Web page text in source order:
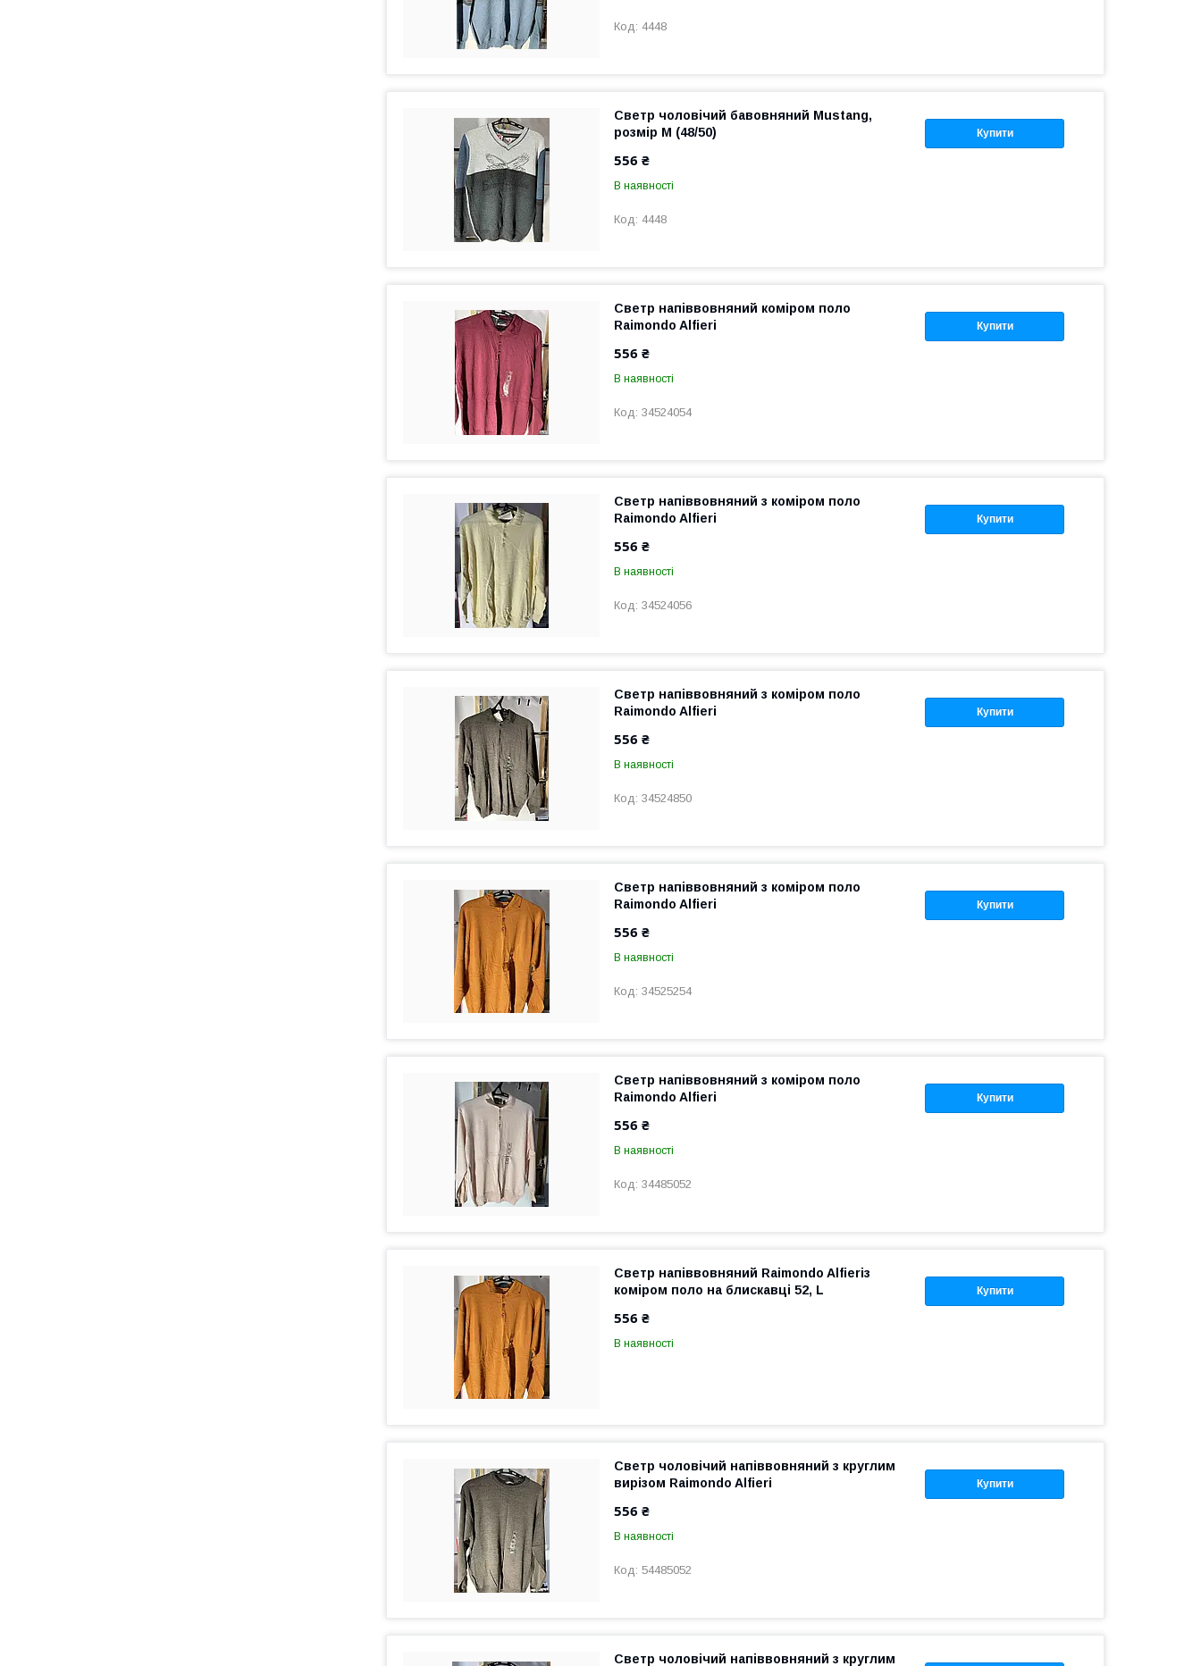
4448
Купити
Светр чоловічий бавовняний Mustang,
розмір М (48/50)
556 ₴
В наявності
4448
Купити
Светр напіввовняний коміром поло
Raimondo Alfieri
556 ₴
В наявності
34524054
Купити
Светр напіввовняний з коміром поло
Raimondo Alfieri
556 ₴
В наявності
34524056
Купити
Светр напіввовняний з коміром поло
Raimondo Alfieri
556 ₴
В наявності
34524850
Купити
Светр напіввовняний з коміром поло
Raimondo Alfieri
556 ₴
В наявності
34525254
Купити
Светр напіввовняний з коміром поло
Raimondo Alfieri
556 ₴
В наявності
34485052
Купити
Светр напіввовняний Raimondo Alfieriз
коміром поло на блискавці 52, L
556 ₴
В наявності
Купити
Светр чоловічий напіввовняний з круглим
вирізом Raimondo Alfieri
556 ₴
В наявності
54485052
Светр чоловічий напіввовняний з круглим